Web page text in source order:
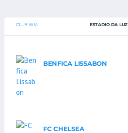
CLUB WM ESTADIO DA LUZ
BENFICA LISSABON
FC CHELSEA